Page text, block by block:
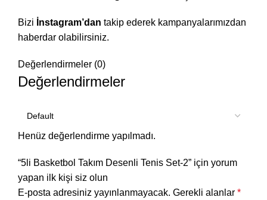
Bizi İnstagram’dan takip ederek kampanyalarımızdan
haberdar olabilirsiniz.
Değerlendirmeler (0)
Değerlendirmeler
Henüz değerlendirme yapılmadı.
“5li Basketbol Takım Desenli Tenis Set-2” için yorum
yapan ilk kişi siz olun
E-posta adresiniz yayınlanmayacak. Gerekli alanlar *